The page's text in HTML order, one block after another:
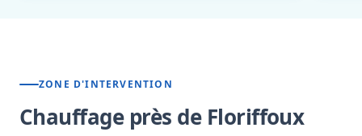
ZONE D'INTERVENTION
Chauffage près de Floriffoux